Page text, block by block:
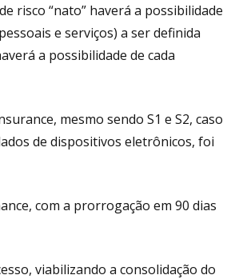
risco “nato” haverá a possibilidade
e serviços) a ser definida
a possibilidade de cada
mesmo sendo S1 e S2, caso
de dispositivos eletrônicos, foi
com a prorrogação em 90 dias
viabilizando a consolidação do